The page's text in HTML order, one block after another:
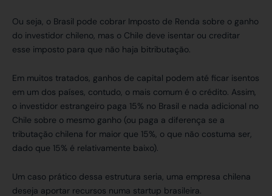
Ou seja, o Brasil pode cobrar Imposto de Renda sobre o ganho
do investidor chileno, mas o Chile deve isentar ou creditar
esse imposto para que não haja bitributação.
Em muitos tratados, ganhos de capital podem até ficar isentos
em um dos países, contudo, o mais comum é o crédito. Assim,
o investidor estrangeiro paga 15% no Brasil e nada adicional no
Chile sobre o mesmo ganho (ou paga a diferença se a
tributação chilena for maior que 15%, o que não costuma ser,
dado que 15% é relativamente baixo).
Um caso prático dessa estrutura seria, uma empresa chilena
deseja aportar recursos numa startup brasileira.